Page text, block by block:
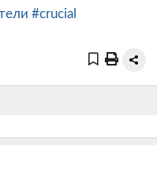
#crucial